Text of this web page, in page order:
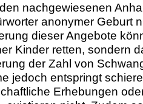
nachgewiesenen
anonymer Geburt
dieser Angebote
Kinder retten, sondern
der Zahl von
jedoch entspringt
Erhebungen